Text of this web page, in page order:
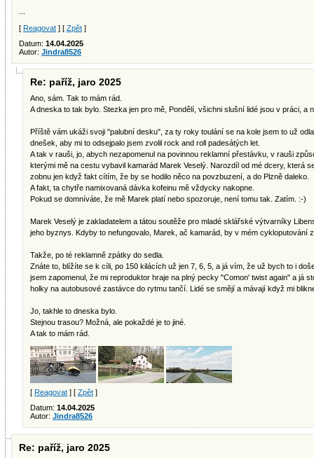
[ Reagovat ] [ Zpět ]
Datum: 14.04.2025
Autor: Jindra8526
Re: paříž, jaro 2025
Ano, sám. Tak to mám rád.
A dneska to tak bylo. Stezka jen pro mě, Pondělí, všichni slušní lidé jsou v práci, a
Příště vám ukáži svoji "palubní desku", za ty roky toulání se na kole jsem to už
dnešek, aby mi to odsejpalo jsem zvolil rock and roll padesátých let.
A tak v rauši, jo, abych nezapomenul na povinnou reklamní přestávku, v rauši
kterými mě na cestu vybavil kamarád Marek Veselý. Narozdíl od mé dcery, která
zobnu jen když fakt cítím, že by se hodilo něco na povzbuzení, a do Plzně daleko.
A fakt, ta chytře namixovaná dávka kofeinu mě vždycky nakopne.
Pokud se domníváte, že mě Marek platí nebo spozoruje, není tomu tak. Zatím. :-)
Marek Veselý je zakladatelem a tátou soutěže pro mladé sklářské výtvarníky
jeho byznys. Kdyby to nefungovalo, Marek, ač kamarád, by v mém cykloputování
Takže, po té reklamně zpátky do sedla.
Znáte to, blížíte se k cíli, po 150 kilácích už jen 7, 6, 5, a já vím, že už bych to i
jsem zapomenul, že mi reproduktor hraje na plný pecky "Comon' twist again" a já
holky na autobusové zastávce do rytmu tančí. Lidé se smějí a mávají když mi
Jo, takhle to dneska bylo.
Stejnou trasou? Možná, ale pokaždé je to jiné.
A tak to mám rád.
[ Reagovat ] [ Zpět ]
Datum: 14.04.2025
Autor: Jindra8526
Re: paříž, jaro 2025